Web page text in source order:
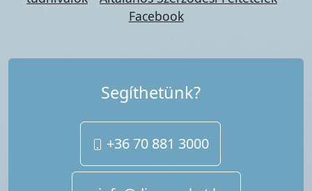
Facebook
Segíthetünk?
+36 70 881 3000